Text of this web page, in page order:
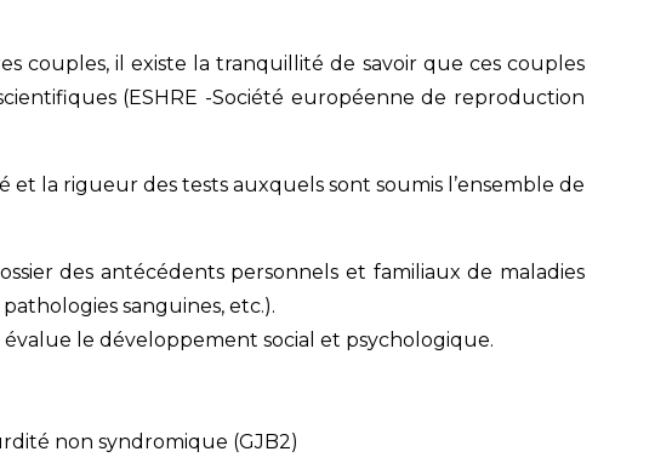
couples, il existe la tranquillité de savoir que ces couples
(ESHRE -Société européenne de reproduction
la rigueur des tests auxquels sont soumis l’ensemble de
des antécédents personnels et familiaux de maladies
sanguines, etc.).
le développement social et psychologique.
non syndromique (GJB2)